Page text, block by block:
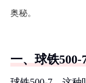
奥秘。
一、球铁